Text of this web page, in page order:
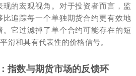
的宏观视角。对于投资者而言，监
追踪每一个单独期货合约更有效地
它过滤掉了单个合约可能存在的短
滑和具有代表性的价格信号。
指数与期货市场的反馈环